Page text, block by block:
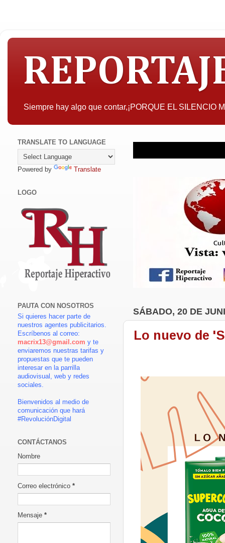
Siempre hay algo que contar,¡PORQUE EL SILENCIO
SÁBADO, 20 DE
Lo nuevo de
TRANSLATE TO LANGUAGE
Powered by Translate
LOGO
PAUTA CON NOSOTROS
Si quieres hacer parte de
nuestros agentes publicitarios.
Escríbenos al correo:
macrix13@gmail.com y te
enviaremos nuestras tarifas y
propuestas que te pueden
interesar en la parrilla
audiovisual, web y redes
sociales.
Bienvenidos al medio de
comunicación que hará
#RevoluciónDigital
CONTÁCTANOS
Nombre
Correo electrónico *
Mensaje *